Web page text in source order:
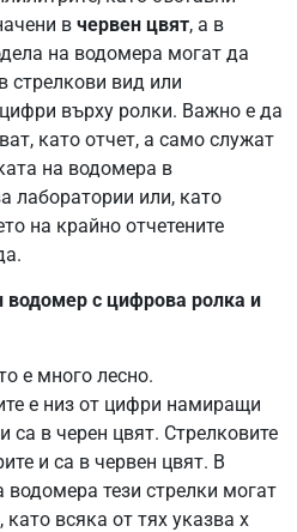
в червен цвят, а в
на водомера могат да
стрелкови вид или
върху ролки. Важно е да
като отчет, а само служат
на водомера в
лаборатории или, като
на крайно отчетените
водомер с цифрова ролка и
е много лесно.
е низ от цифри намиращи
са в черен цвят. Стрелковите
и са в червен цвят. В
тези стрелки могат
всяка от тях указва х